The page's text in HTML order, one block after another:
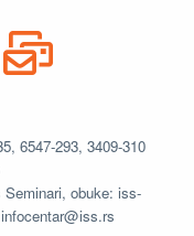
6547-293, 3409-310
Seminari, obuke: iss-